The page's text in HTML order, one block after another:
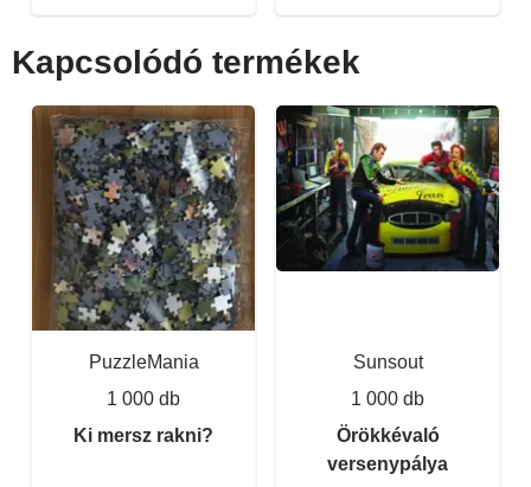
Kapcsolódó termékek
PuzzleMania
1 000 db
Ki mersz rakni?
Sunsout
1 000 db
Örökkévaló
versenypálya